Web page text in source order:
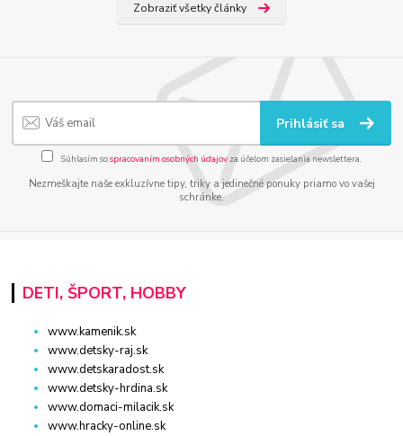
Zobraziť všetky články
Prihlásiť sa
Súhlasím sospracovaním osobných údajov za účelom zasielania newslettera.
Nezmeškajte naše exkluzívne tipy, triky a jedinečné ponuky priamo vo vašej
schránke.
DETI, ŠPORT, HOBBY
www.kamenik.sk
www.detsky-raj.sk
www.detskaradost.sk
www.detsky-hrdina.sk
www.domaci-milacik.sk
www.hracky-online.sk